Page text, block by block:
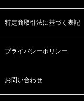
特定商取引法に基づく表記
プライバシーポリシー
お問い合わせ